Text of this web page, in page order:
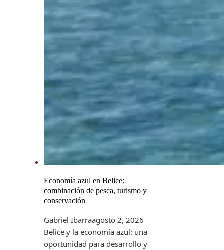
Economía azul en Belice:
combinación de pesca, turismo y
conservación
Gabriel Ibarraagosto 2, 2026
Belice y la economía azul: una
oportunidad para desarrollo y